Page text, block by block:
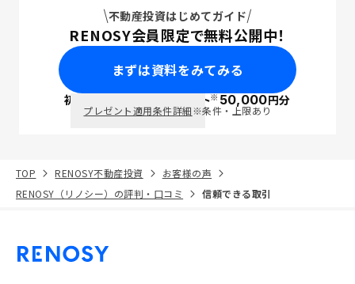
不動産投資はじめてガイド
RENOSY会員限定で無料公開中！
まずは資料をみてみる
初回面談で ポイント※50,000円分
プレゼント適用条件詳細※条件・上限あり
TOP RENOSY不動産投資
お客様の声
RENOSY（リノシー）の評判・口コミ
信頼できる取引